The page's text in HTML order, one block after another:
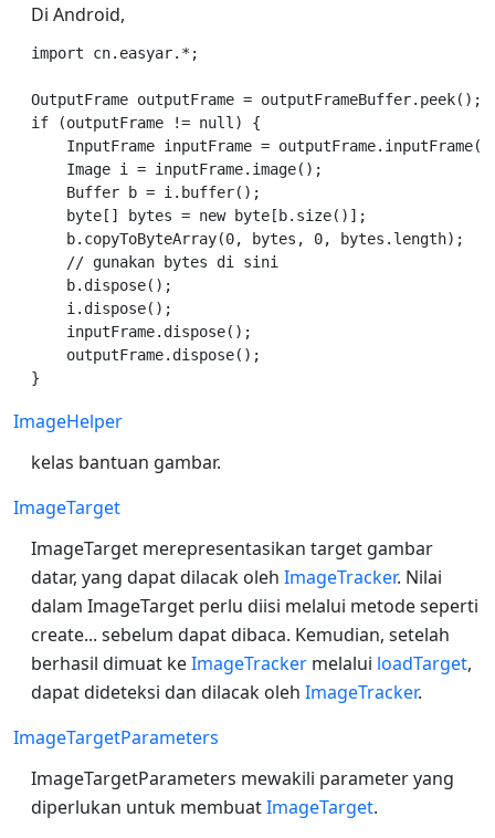
Di Android,
import cn.easyar.*;
OutputFrame outputFrame = outputFrameBuffer.peek();
if (outputFrame != null) {
InputFrame inputFrame =
    Image i = inputFrame.image();
    Buffer b = i.buffer();
    byte[] bytes = new byte[b.size()];
    b.copyToByteArray(0, bytes, 0, bytes.length);
    // gunakan bytes di sini
    b.dispose();
    i.dispose();
    inputFrame.dispose();
    outputFrame.dispose();
ImageHelper
kelas bantuan gambar.
ImageTarget
ImageTarget merepresentasikan target gambar
datar, yang dapat dilacak oleh ImageTracker. Nilai
dalam ImageTarget perlu diisi melalui metode seperti
create... sebelum dapat dibaca. Kemudian, setelah
berhasil dimuat keImageTracker melalui loadTarget,
dapat dideteksi dan dilacak oleh ImageTracker.
ImageTargetParameters
ImageTargetParameters mewakili parameter yang
diperlukan untuk membuatImageTarget.